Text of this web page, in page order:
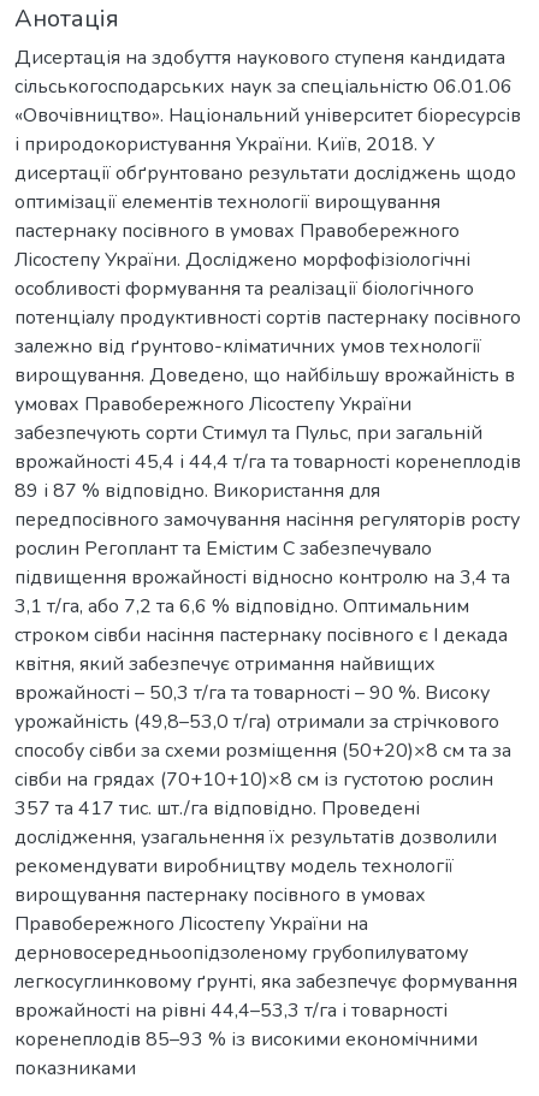
Анотація
Дисертація на здобуття наукового ступеня кандидата
сільськогосподарських наук за спеціальністю 06.01.06
«Овочівництво». Національний університет біоресурсів
і природокористування України. Київ, 2018. У
дисертації обґрунтовано результати досліджень щодо
оптимізації елементів технології вирощування
пастернаку посівного в умовах Правобережного
Лісостепу України. Досліджено морфофізіологічні
особливості формування та реалізації біологічного
потенціалу продуктивності сортів пастернаку посівного
залежно від ґрунтово-кліматичних умов технології
вирощування. Доведено, що найбільшу врожайність в
умовах Правобережного Лісостепу України
забезпечують сорти Стимул та Пульс, при загальній
врожайності 45,4 і 44,4 т/га та товарності коренеплодів
89 і 87 % відповідно. Використання для
передпосівного замочування насіння регуляторів росту
рослин Регоплант та Емістим С забезпечувало
підвищення врожайності відносно контролю на 3,4 та
3,1 т/га, або 7,2 та 6,6 % відповідно. Оптимальним
строком сівби насіння пастернаку посівного є I декада
квітня, який забезпечує отримання найвищих
врожайності – 50,3 т/га та товарності – 90 %. Високу
урожайність (49,8–53,0 т/га) отримали за стрічкового
способу сівби за схеми розміщення (50+20)×8 см та за
сівби на грядах (70+10+10)×8 см із густотою рослин
357 та 417 тис. шт./га відповідно. Проведені
дослідження, узагальнення їх результатів дозволили
рекомендувати виробництву модель технології
вирощування пастернаку посівного в умовах
Правобережного Лісостепу України на
дерновосередньоопідзоленому грубопилуватому
легкосуглинковому ґрунті, яка забезпечує формування
врожайності на рівні 44,4–53,3 т/га і товарності
коренеплодів 85–93 % із високими економічними
показниками